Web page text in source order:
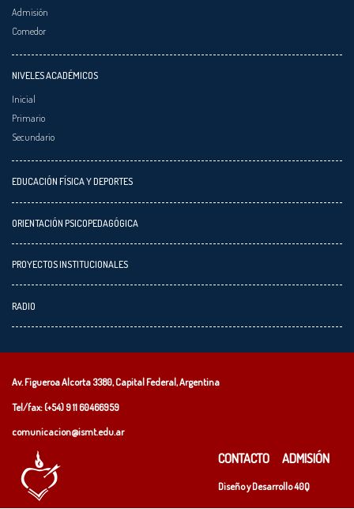
Admisión
Comedor
NIVELES ACADÉMICOS
Inicial
Primario
Secundario
EDUCACIÓN FÍSICA Y DEPORTES
ORIENTACIÓN PSICOPEDAGÓGICA
PROYECTOS INSTITUCIONALES
RADIO
Av. Figueroa Alcorta 3380, Capital Federal, Argentina
Tel/fax: (+54)9 11 60466959
comunicacion@ismt.edu.ar
CONTACTO ADMISIÓN
Diseño y Desarrollo40Q